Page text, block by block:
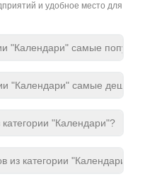
и удобное место для
"Календари" самые
"Календари" самые
категории "Календари"?
из категории "Календари"?